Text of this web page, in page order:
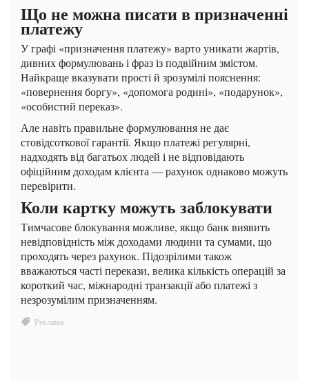
Що не можна писати в призначенні
платежу
У графі «призначення платежу» варто уникати жартів,
дивних формулювань і фраз із подвійним змістом.
Найкраще вказувати прості й зрозумілі пояснення:
«повернення боргу», «допомога родині», «подарунок»,
«особистий переказ».
Але навіть правильне формулювання не дає
стовідсоткової гарантії. Якщо платежі регулярні,
надходять від багатьох людей і не відповідають
офіційним доходам клієнта — рахунок однаково можуть
перевірити.
Коли картку можуть заблокувати
Тимчасове блокування можливе, якщо банк виявить
невідповідність між доходами людини та сумами, що
проходять через рахунок. Підозрілими також
вважаються часті перекази, велика кількість операцій за
короткий час, міжнародні транзакції або платежі з
незрозумілим призначенням.